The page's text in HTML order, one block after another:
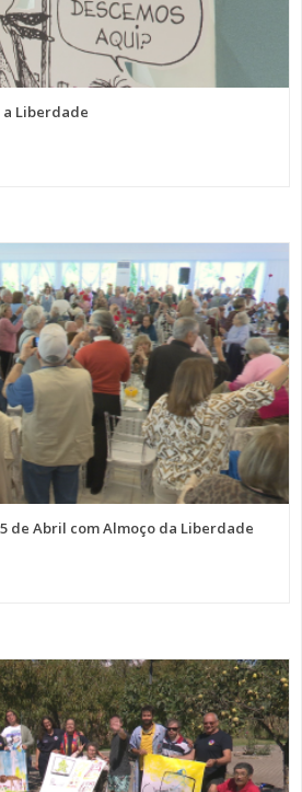
a Liberdade
de Abril com Almoço da Liberdade